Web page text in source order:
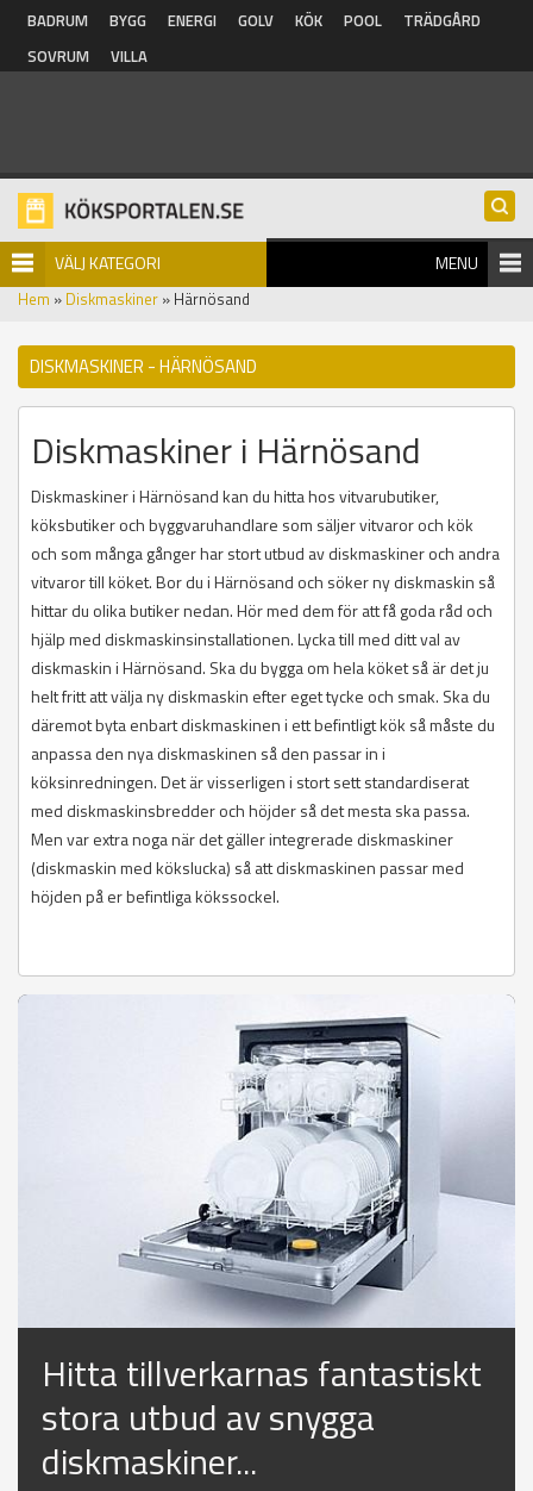
Hoppa till huvudinnehåll
BADRUM BYGG ENERGI GOLV KÖK POOL
TRÄDGÅRD
SOVRUM
VILLA
VÄLJ KATEGORI MENU
Hem » Diskmaskiner » Härnösand
DISKMASKINER - HÄRNÖSAND
Diskmaskiner i Härnösand
Diskmaskiner i Härnösand kan du hitta hos vitvarubutiker,
köksbutiker och byggvaruhandlare som säljer vitvaror och kök
och som många gånger har stort utbud av diskmaskiner och andra
vitvaror till köket. Bor du i Härnösand och söker ny diskmaskin så
hittar du olika butiker nedan. Hör med dem för att få goda råd och
hjälp med diskmaskinsinstallationen. Lycka till med ditt val av
diskmaskin i Härnösand. Ska du bygga om hela köket så är det ju
helt fritt att välja ny diskmaskin efter eget tycke och smak. Ska du
däremot byta enbart diskmaskinen i ett befintligt kök så måste du
anpassa den nya diskmaskinen så den passar in i
köksinredningen. Det är visserligen i stort sett standardiserat
med diskmaskinsbredder och höjder så det mesta ska passa.
Men var extra noga när det gäller integrerade diskmaskiner
(diskmaskin med kökslucka) så att diskmaskinen passar med
höjden på er befintliga kökssockel.
Hitta tillverkarnas fantastiskt
stora utbud av snygga
diskmaskiner...